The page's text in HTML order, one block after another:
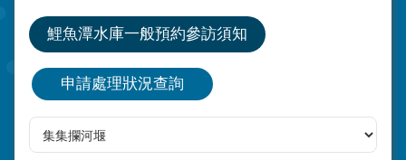
鯉魚潭水庫一般預約參訪須知
申請處理狀況查詢